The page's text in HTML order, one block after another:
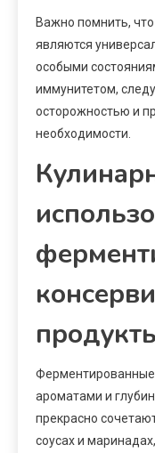
Важно помнить,
являются
особыми
иммунитетом,
осторожностью и
необходимости.
ароматами и
прекрасно
соусах и